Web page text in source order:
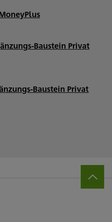
Baustein Privat
Baustein Privat